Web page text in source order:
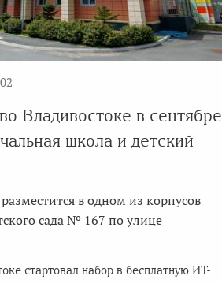
Владивостоке в сентябре
школа и детский
в одном из корпусов
сада № 167 по улице
стартовал набор в бесплатную ИТ-